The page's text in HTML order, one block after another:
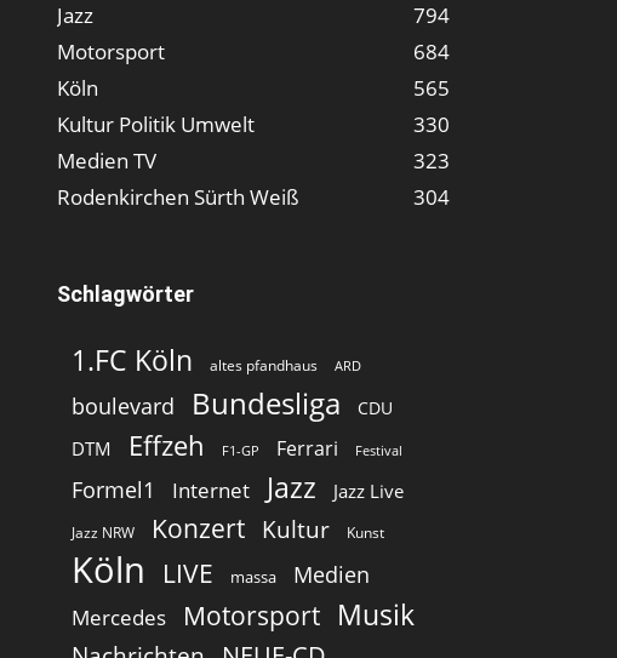
Jazz
794
Motorsport
684
Köln
565
Kultur Politik Umwelt
330
Medien TV
323
Rodenkirchen Sürth Weiß
304
Schlagwörter
1.FC Köln altes pfandhaus ARD
boulevard Bundesliga CDU
DTM Effzeh F1-GP Ferrari Festival
Formel1 Internet Jazz Jazz Live
Jazz NRW Konzert Kultur Kunst
Köln LIVE massa Medien
Mercedes Motorsport Musik